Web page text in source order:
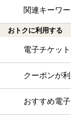
関連キーワ
おトクに利用する
電子チケッ
クーポンが
おすすめ電